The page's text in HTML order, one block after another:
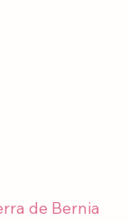
de Bernia